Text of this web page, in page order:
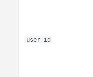
user_id